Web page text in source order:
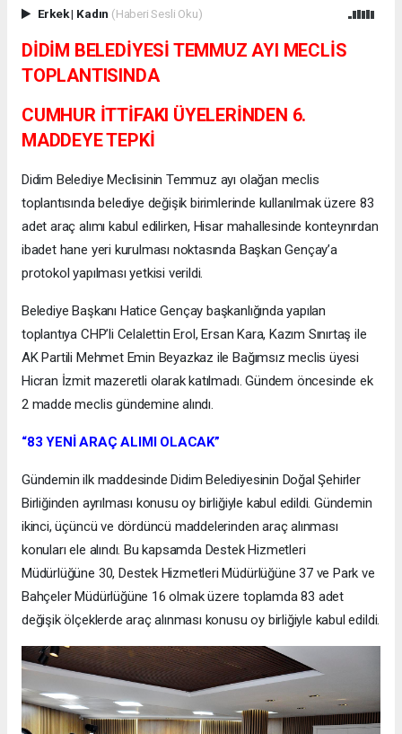
Erkek| Kadın (Haberi Sesli Oku)
DİDİM BELEDİYESİ TEMMUZ AYI MECLİS
TOPLANTISINDA
CUMHUR İTTİFAKI ÜYELERİNDEN 6.
MADDEYE TEPKİ
Didim Belediye Meclisinin Temmuz ayı olağan meclis
toplantısında belediye değişik birimlerinde kullanılmak üzere 83
adet araç alımı kabul edilirken, Hisar mahallesinde konteynırdan
ibadet hane yeri kurulması noktasında Başkan Gençay’a
protokol yapılması yetkisi verildi.
Belediye Başkanı Hatice Gençay başkanlığında yapılan
toplantıya CHP’li Celalettin Erol, Ersan Kara, Kazım Sınırtaş ile
AK Partili Mehmet Emin Beyazkaz ile Bağımsız meclis üyesi
Hicran İzmit mazeretli olarak katılmadı. Gündem öncesinde ek
2 madde meclis gündemine alındı.
“83 YENİ ARAÇ ALIMI OLACAK”
Gündemin ilk maddesinde Didim Belediyesinin Doğal Şehirler
Birliğinden ayrılması konusu oy birliğiyle kabul edildi. Gündemin
ikinci, üçüncü ve dördüncü maddelerinden araç alınması
konuları ele alındı. Bu kapsamda Destek Hizmetleri
Müdürlüğüne 30, Destek Hizmetleri Müdürlüğüne 37 ve Park ve
Bahçeler Müdürlüğüne 16 olmak üzere toplamda 83 adet
değişik ölçeklerde araç alınması konusu oy birliğiyle kabul edildi.